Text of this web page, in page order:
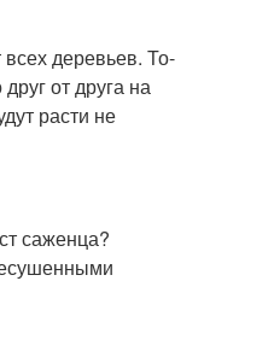
деревьев. То-
от друга на
расти не
саженца?